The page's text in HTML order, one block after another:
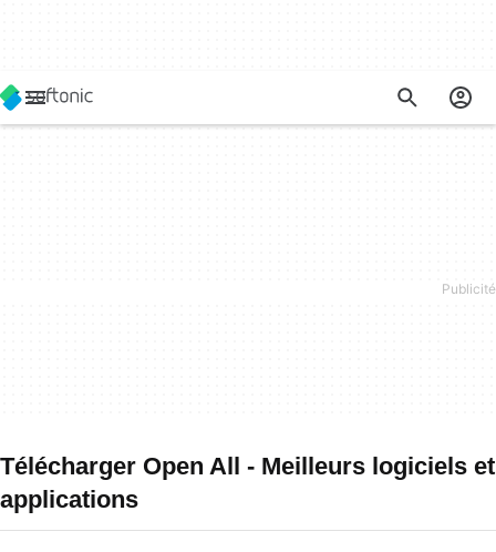
Télécharger Open All - Meilleurs logiciels et
applications